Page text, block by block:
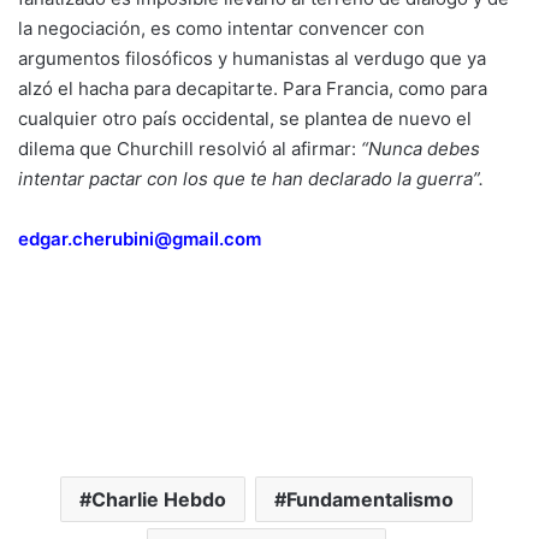
la negociación, es como intentar convencer con
argumentos filosóficos y humanistas al verdugo que ya
alzó el hacha para decapitarte. Para Francia, como para
cualquier otro país occidental, se plantea de nuevo el
dilema que Churchill resolvió al afirmar: “Nunca debes
intentar pactar con los que te han declarado la guerra”.
edgar.cherubini@gmail.com
Charlie Hebdo Fundamentalismo